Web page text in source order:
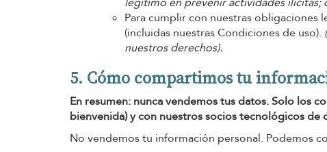
Para cumplir con nuestras obligaciones
(incluidas nuestras Condiciones de uso).
nuestros derechos).
5. Cómo compartimos tu
En resumen: nunca vendemos tus datos. Solo los
bienvenida) y con nuestros socios tecnológicos
No vendemos tu información personal. Podemos